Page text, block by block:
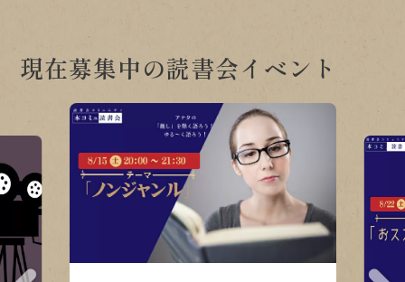
現在募集中の読書会イベント